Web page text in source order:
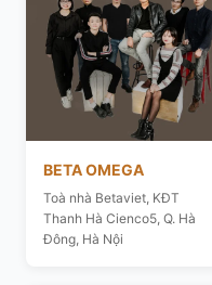
BETA OMEGA
Toà nhà Betaviet, KĐT
Thanh Hà Cienco5, Q. Hà
Đông, Hà Nội